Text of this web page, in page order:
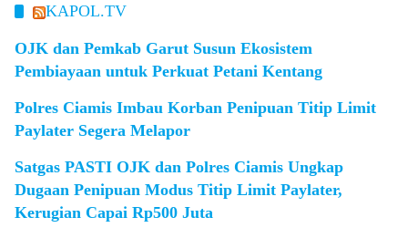
KAPOL.TV
OJK dan Pemkab Garut Susun Ekosistem
Pembiayaan untuk Perkuat Petani Kentang
Polres Ciamis Imbau Korban Penipuan Titip Limit
Paylater Segera Melapor
Satgas PASTI OJK dan Polres Ciamis Ungkap
Dugaan Penipuan Modus Titip Limit Paylater,
Kerugian Capai Rp500 Juta